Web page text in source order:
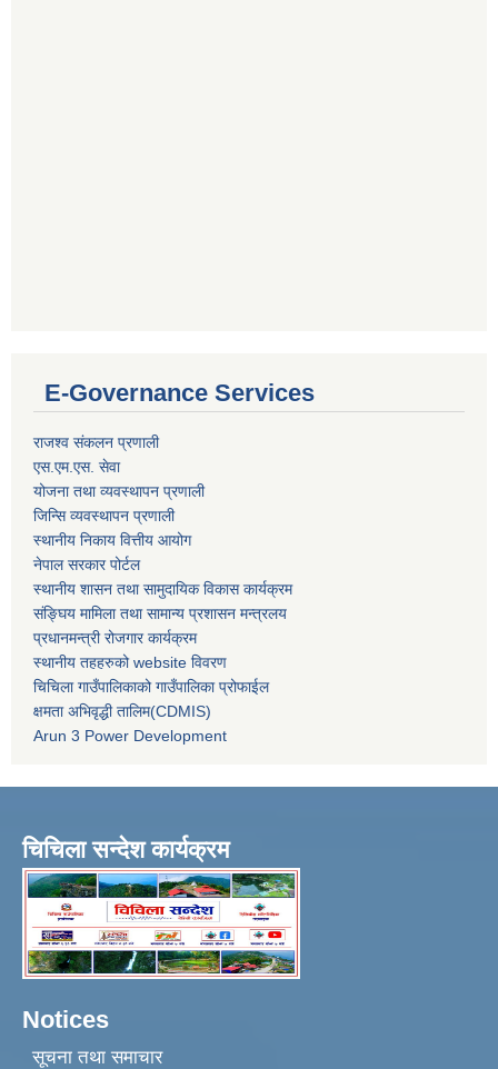
E-Governance Services
राजश्व संकलन प्रणाली
एस.एम.एस. सेवा
योजना तथा व्यवस्थापन प्रणाली
जिन्सि व्यवस्थापन प्रणाली
स्थानीय निकाय वित्तीय आयोग
नेपाल सरकार पोर्टल
स्थानीय शासन तथा सामुदायिक विकास कार्यक्रम
संङ्घिय मामिला तथा सामान्य प्रशासन मन्त्रलय
प्रधानमन्त्री रोजगार कार्यक्रम
स्थानीय तहहरुको website विवरण
चिचिला गाउँपालिकाको गाउँपालिका प्रोफाईल
क्षमता अभिवृद्धी तालिम(CDMIS)
Arun 3 Power Development
चिचिला सन्देश कार्यक्रम
Notices
सूचना तथा समाचार